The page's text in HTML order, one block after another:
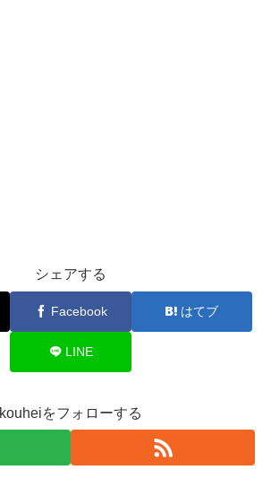
シェアする
Facebook はてブ
LINE
kouheiをフォローする